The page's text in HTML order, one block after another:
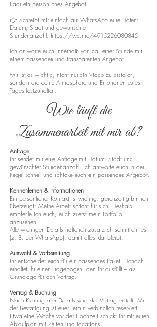
Paar ein persönliches Angebot.
👉 Schreibt mir einfach auf WhatsApp eure Daten:
Datum, Stadt und gewünschte
Stundenanzahl: https://wa.me/4915226080845
Ich antworte euch innerhalb von ca. einer Stunde mit
einem passenden und transparenten Angebot.
Mir ist es wichtig, nicht nur ein Video zu erstellen,
sondern die echte Atmosphäre und Emotionen eures
Tages festzuhalten.
Wie läuft die
Zusammenarbeit mit mir ab?
Anfrage
Ihr sendet mir eure Anfrage mit Datum, Stadt und
gewünschter Stundenanzahl. Ich antworte euch in der
Regel schnell und schicke euch ein passendes Angebot.
Kennenlernen & Informationen
Ein persönlicher Kontakt ist wichtig, gleichzeitig bin ich
überzeugt: Meine Arbeit spricht für sich. Deshalb
empfehle ich euch, euch zuerst mein Portfolio
anzusehen.
Alle wichtigen Details halte ich zusätzlich schriftlich fest
(z. B. per WhatsApp), damit alles klar bleibt.
Auswahl & Vorbereitung
Ihr entscheidet euch für ein passendes Paket. Danach
erhaltet ihr einen Fragebogen, den ihr ausfüllt – als
Grundlage für den Vertrag.
Vertrag & Buchung
Nach Klärung aller Details wird der Vertrag erstellt. Mit
der Bestätigung ist euer Termin verbindlich reserviert.
Etwa eine Woche vor der Hochzeit schickt ihr mir euren
Ablaufplan mit Zeiten und Locations.